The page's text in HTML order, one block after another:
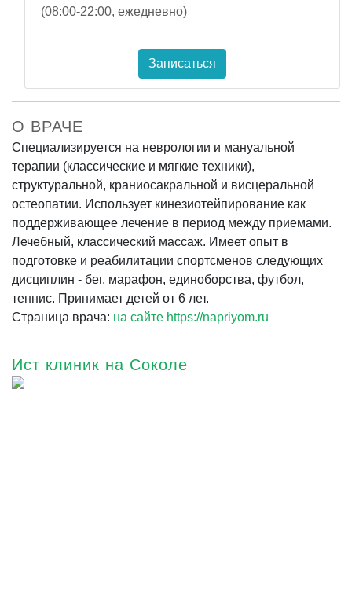
(08:00-22:00, ежедневно)
Записаться
О ВРАЧЕ
Специализируется на неврологии и мануальной
терапии (классические и мягкие техники),
структуральной, краниосакральной и висцеральной
остеопатии. Использует кинезиотейпирование как
поддерживающее лечение в период между приемами.
Лечебный, классический массаж. Имеет опыт в
подготовке и реабилитации спортсменов следующих
дисциплин - бег, марафон, единоборства, футбол,
теннис. Принимает детей от 6 лет.
Страница врача: на сайте https://napriyom.ru
Ист клиник на Соколе